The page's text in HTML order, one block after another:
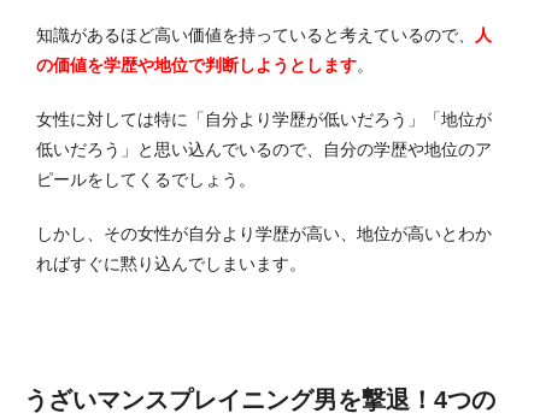
知識があるほど高い価値を持っていると考えているので、
人
の価値を学歴や地位で判断しようとします。
女性に対しては特に「自分より学歴が低いだろう」「地位が
低いだろう」と思い込んでいるので、自分の学歴や地位のア
ピールをしてくるでしょう。
しかし、その女性が自分より学歴が高い、地位が高いとわか
ればすぐに黙り込んでしまいます。
うざいマンスプレイニング男を撃退！4つの